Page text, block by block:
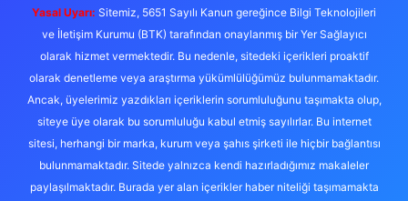
Yasal Uyarı: Sitemiz, 5651 Sayılı Kanun gereğince Bilgi Teknolojileri
ve İletişim Kurumu (BTK) tarafından onaylanmış bir Yer Sağlayıcı
olarak hizmet vermektedir. Bu nedenle, sitedeki içerikleri proaktif
olarak denetleme veya araştırma yükümlülüğümüz bulunmamaktadır.
Ancak, üyelerimiz yazdıkları içeriklerin sorumluluğunu taşımakta olup,
siteye üye olarak bu sorumluluğu kabul etmiş sayılırlar. Bu internet
sitesi, herhangi bir marka, kurum veya şahıs şirketi ile hiçbir bağlantısı
bulunmamaktadır. Sitede yalnızca kendi hazırladığımız makaleler
paylaşılmaktadır. Burada yer alan içerikler haber niteliği taşımamakta